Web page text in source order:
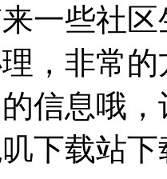
一些社
，非常
信息哦
下载站